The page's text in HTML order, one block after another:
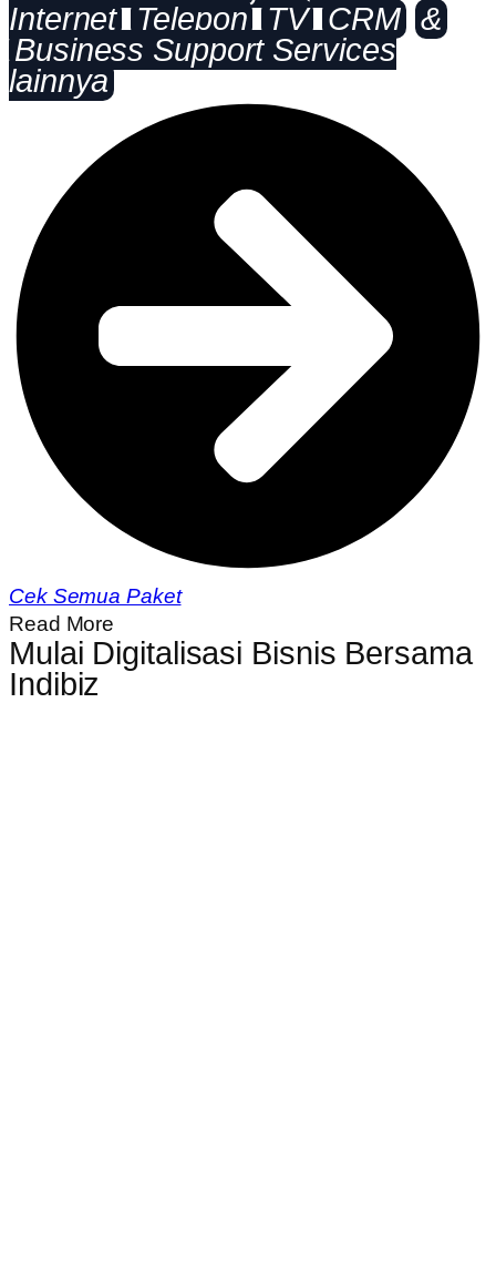
Internet
Telepon TV CRM &
Business Support Services
lainnya
Cek Semua Paket
Read More
Mulai Digitalisasi Bisnis Bersama
Indibiz